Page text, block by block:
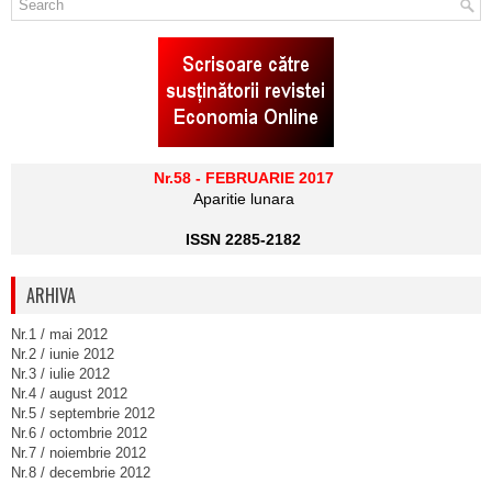
Nr.58 - FEBRUARIE 2017
Aparitie lunara
ISSN 2285-2182
ARHIVA
Nr.1 / mai 2012
Nr.2 / iunie 2012
Nr.3 / iulie 2012
Nr.4 / august 2012
Nr.5 / septembrie 2012
Nr.6 / octombrie 2012
Nr.7 / noiembrie 2012
Nr.8 / decembrie 2012